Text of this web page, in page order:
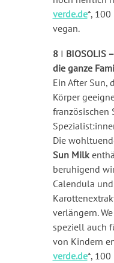
verde.de*, 100
vegan.
8 I BIOSOLIS
die ganze
Ein After Sun,
Körper
französischen
Die
Sun Milk
beruhigend
Calendula
verlängern.
speziell auch
von Kindern
verde.de*, 100